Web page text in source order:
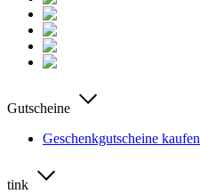
Gutscheine
Geschenkgutscheine kaufen
tink